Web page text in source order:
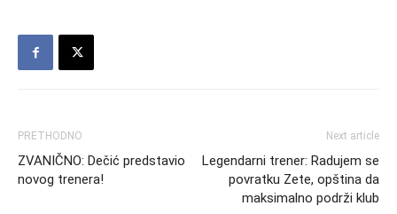
PRETHODNO
ZVANIČNO: Dečić predstavio
novog trenera!
Next article
Legendarni trener: Radujem se
povratku Zete, opština da
maksimalno podrži klub